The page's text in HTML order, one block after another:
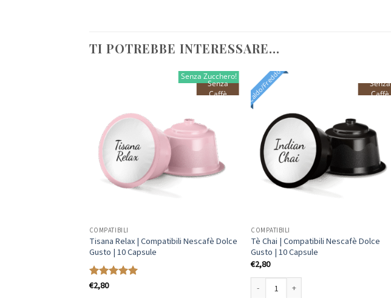
TI POTREBBE INTERESSARE…
Senza Zucchero!
Senza
Caffè
COMPATIBILI
Tisana Relax | Compatibili Nescafè Dolce
Gusto | 10 Capsule
Valutato
€2,80
Senza
Caffè
Caldo/Freddo
COMPATIBILI
Tè Chai | Compatibili Nescafè Dolce
Gusto | 10 Capsule
€2,80